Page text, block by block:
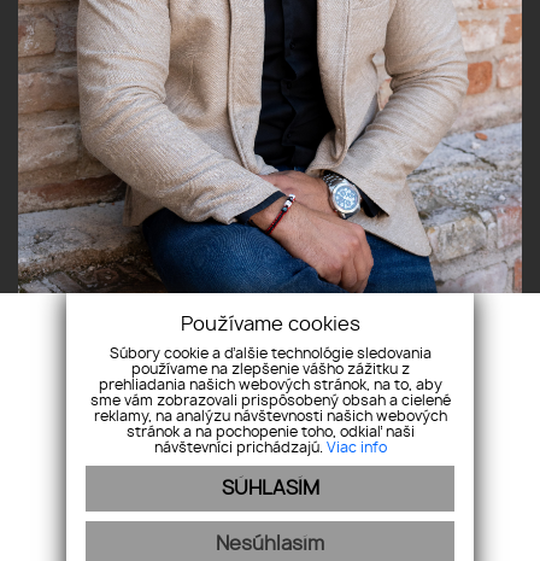
Pridajte si nás
Používame cookies
Súbory cookie a ďalšie technológie sledovania
používame na zlepšenie vášho zážitku z
prehliadania našich webových stránok, na to, aby
sme vám zobrazovali prispôsobený obsah a cielené
reklamy, na analýzu návštevnosti našich webových
stránok a na pochopenie toho, odkiaľ naši
návštevníci prichádzajú. Viac info
SÚHLASÍM
Nesúhlasím